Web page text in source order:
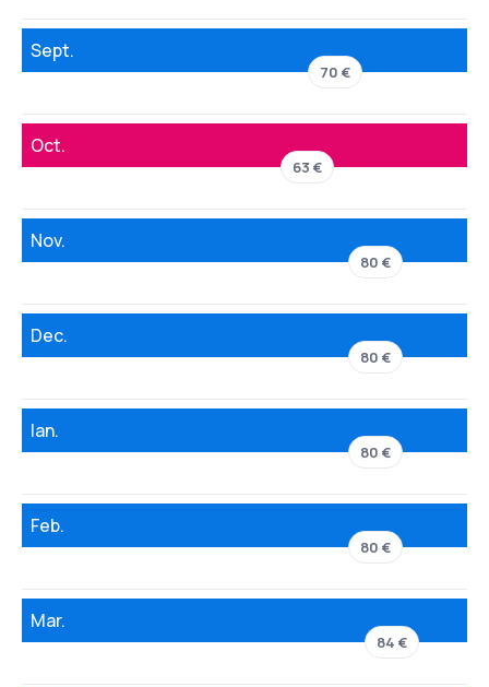
Sept.
70 €
Oct.
63 €
Nov.
80 €
Dec.
80 €
Ian.
80 €
Feb.
80 €
Mar.
84 €